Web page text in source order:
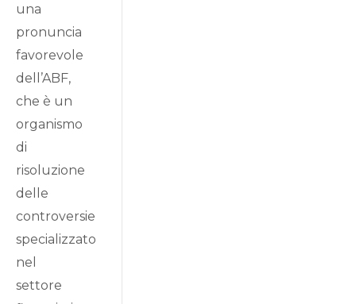
una
pronuncia
favorevole
dell’ABF,
che è un
organismo
di
risoluzione
delle
controversie
specializzato
nel
settore